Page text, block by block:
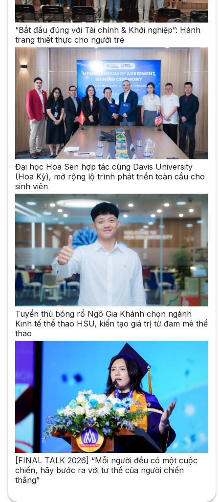
“Bắt đầu đúng với Tài chính & Khởi nghiệp”: Hành
trang thiết thực cho người trẻ
Đại học Hoa Sen hợp tác cùng Davis University
(Hoa Kỳ), mở rộng lộ trình phát triển toàn cầu cho
sinh viên
Tuyển thủ bóng rổ Ngô Gia Khánh chọn ngành
Kinh tế thể thao HSU, kiến tạo giá trị từ đam mê thể
thao
[FINAL TALK 2026] “Mỗi người đều có một cuộc
chiến, hãy bước ra với tư thế của người chiến
thắng”